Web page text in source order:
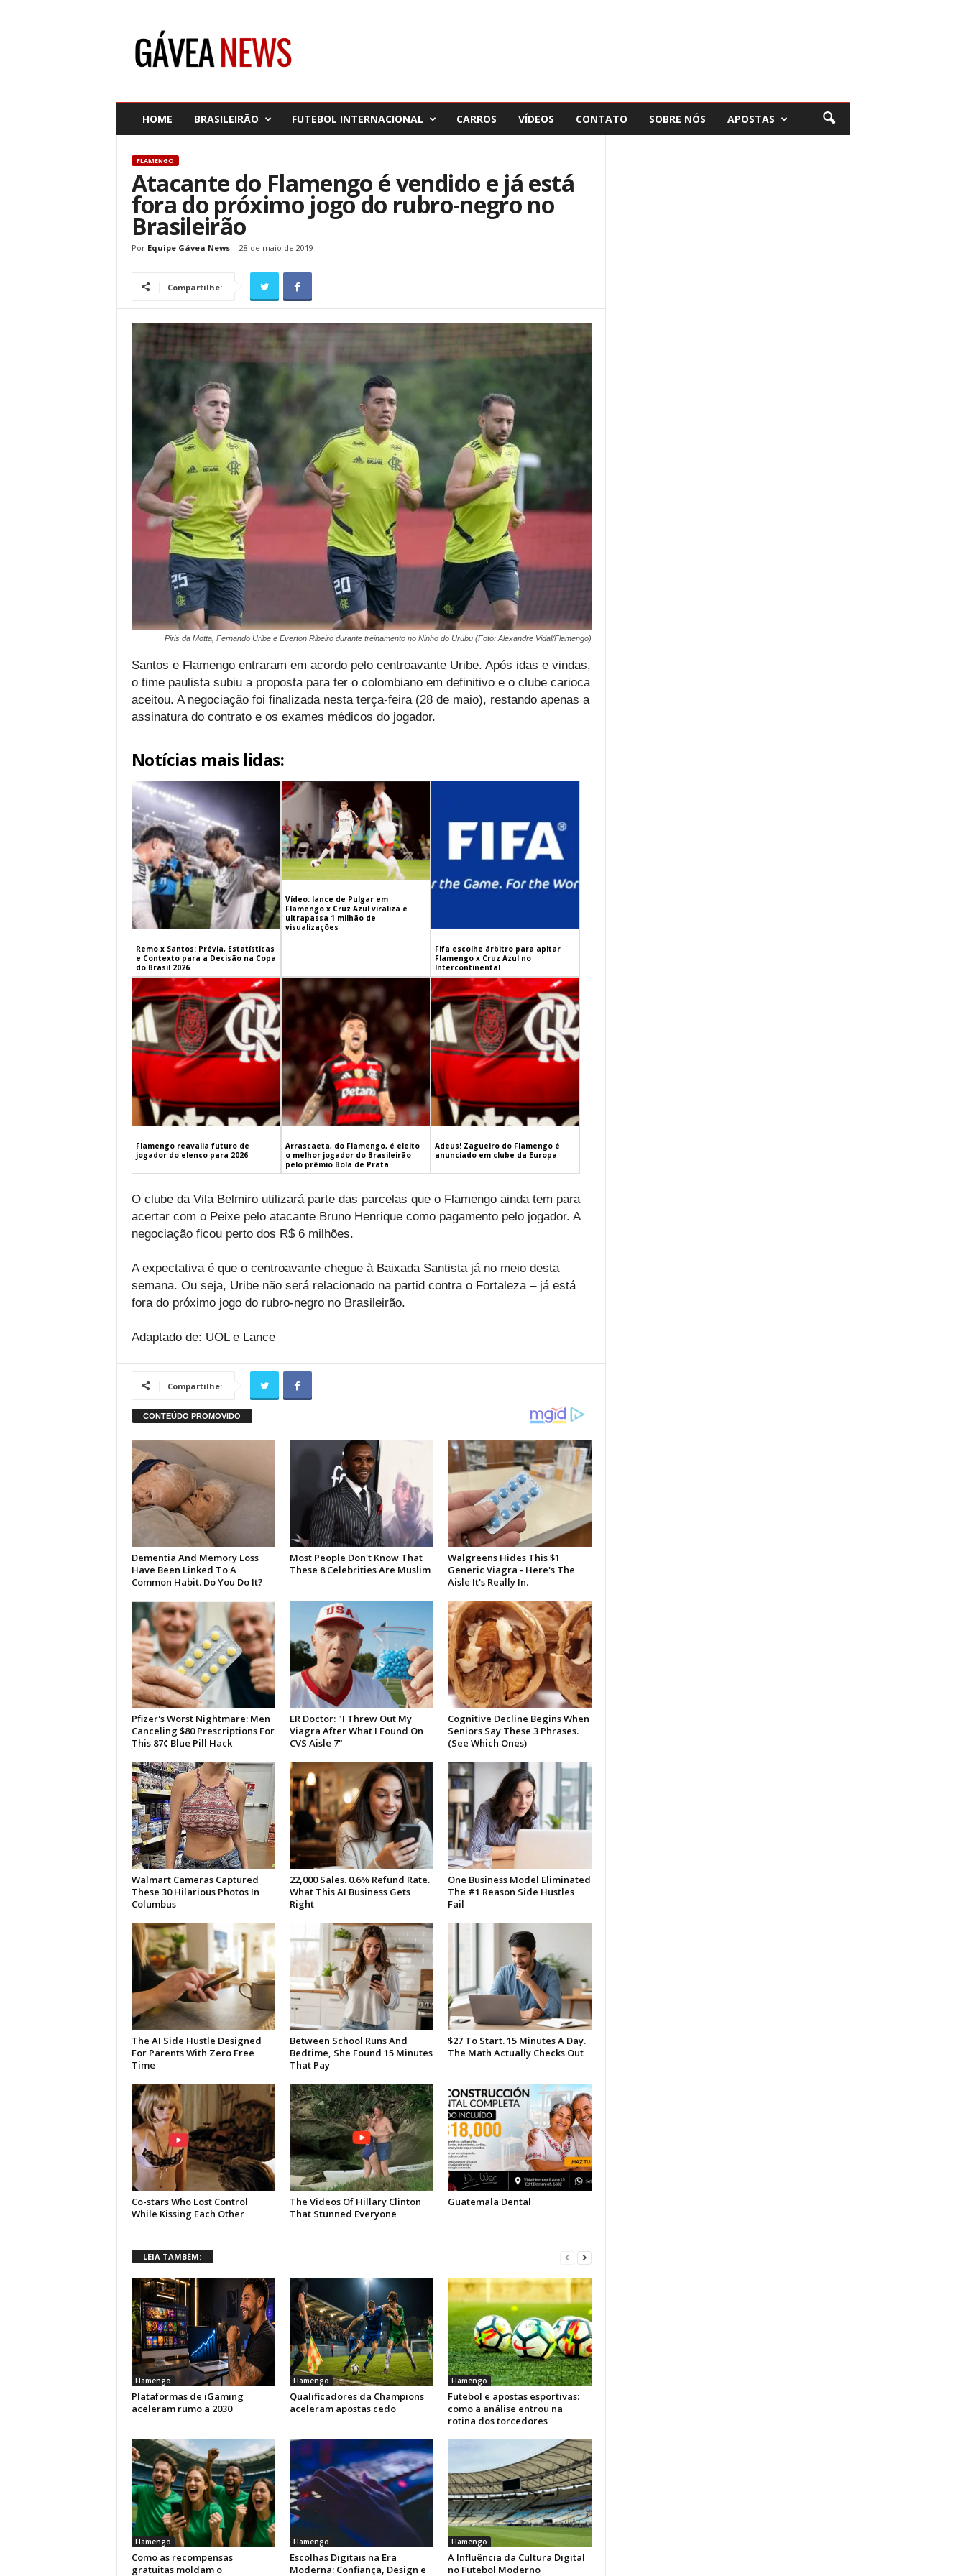
HOME BRASILEIRÃO FUTEBOL INTERNACIONAL CARROS VÍDEOS CONTATO SOBRE NÓS APOSTAS
FLAMENGO
Atacante do Flamengo é vendido e já está
fora do próximo jogo do rubro-negro no
Brasileirão
Por Equipe Gávea News- 28 de maio de 2019
Compartilhe:
Piris da Motta, Fernando Uribe e Everton Ribeiro durante treinamento no Ninho do Urubu (Foto: Alexandre Vidal/Flamengo)
Santos e Flamengo entraram em acordo pelo centroavante Uribe. Após idas e vindas,
o time paulista subiu a proposta para ter o colombiano em definitivo e o clube carioca
aceitou. A negociação foi finalizada nesta terça-feira (28 de maio), restando apenas a
assinatura do contrato e os exames médicos do jogador.
Notícias mais lidas:
Remo x Santos: Prévia, Estatísticas
e Contexto para a Decisão na Copa
do Brasil 2026
Vídeo: lance de Pulgar em
Flamengo x Cruz Azul viraliza e
ultrapassa 1 milhão de
visualizações
Fifa escolhe árbitro para apitar
Flamengo x Cruz Azul no
Intercontinental
Flamengo reavalia futuro de
jogador do elenco para 2026
Arrascaeta, do Flamengo, é eleito
o melhor jogador do Brasileirão
pelo prêmio Bola de Prata
Adeus! Zagueiro do Flamengo é
anunciado em clube da Europa
O clube da Vila Belmiro utilizará parte das parcelas que o Flamengo ainda tem para
acertar com o Peixe pelo atacante Bruno Henrique como pagamento pelo jogador. A
negociação ficou perto dos R$ 6 milhões.
A expectativa é que o centroavante chegue à Baixada Santista já no meio desta
semana. Ou seja, Uribe não será relacionado na partid contra o Fortaleza – já está
fora do próximo jogo do rubro-negro no Brasileirão.
Adaptado de: UOL e Lance
Compartilhe:
LEIA TAMBÉM:
Flamengo
Plataformas de iGaming
aceleram rumo a 2030
Flamengo
Qualificadores da Champions
aceleram apostas cedo
Flamengo
Futebol e apostas esportivas:
como a análise entrou na
rotina dos torcedores
Flamengo
Como as recompensas
gratuitas moldam o
Flamengo
Escolhas Digitais na Era
Moderna: Confiança, Design e
Flamengo
A Influência da Cultura Digital
no Futebol Moderno